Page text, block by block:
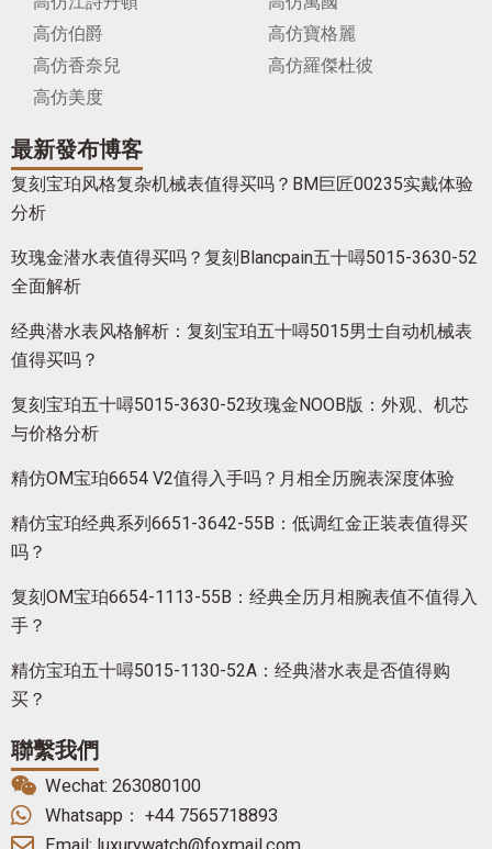
高仿伯爵
高仿寶格麗
高仿香奈兒
高仿羅傑杜彼
高仿美度
最新發布博客
复刻宝珀风格复杂机械表值得买吗？BM巨匠00235实戴体验
分析
玫瑰金潜水表值得买吗？复刻Blancpain五十噚5015-3630-52
全面解析
经典潜水表风格解析：复刻宝珀五十噚5015男士自动机械表
值得买吗？
复刻宝珀五十噚5015-3630-52玫瑰金NOOB版：外观、机芯
与价格分析
精仿OM宝珀6654 V2值得入手吗？月相全历腕表深度体验
精仿宝珀经典系列6651-3642-55B：低调红金正装表值得买
吗？
复刻OM宝珀6654-1113-55B：经典全历月相腕表值不值得入
手？
精仿宝珀五十噚5015-1130-52A：经典潜水表是否值得购
买？
聯繫我們
Wechat: 263080100
Whatsapp： +44 7565718893